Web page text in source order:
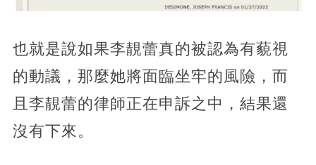
也就是說如果李靚蕾真的被認為有藐視
的動議，那麼她將面臨坐牢的風險，而
且李靚蕾的律師正在申訴之中，結果還
沒有下來。